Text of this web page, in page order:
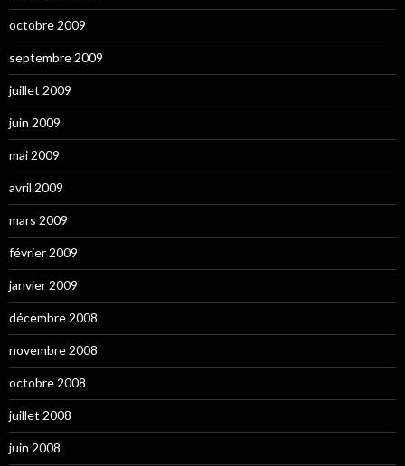
octobre 2009
septembre 2009
juillet 2009
juin 2009
mai 2009
avril 2009
mars 2009
février 2009
janvier 2009
décembre 2008
novembre 2008
octobre 2008
juillet 2008
juin 2008